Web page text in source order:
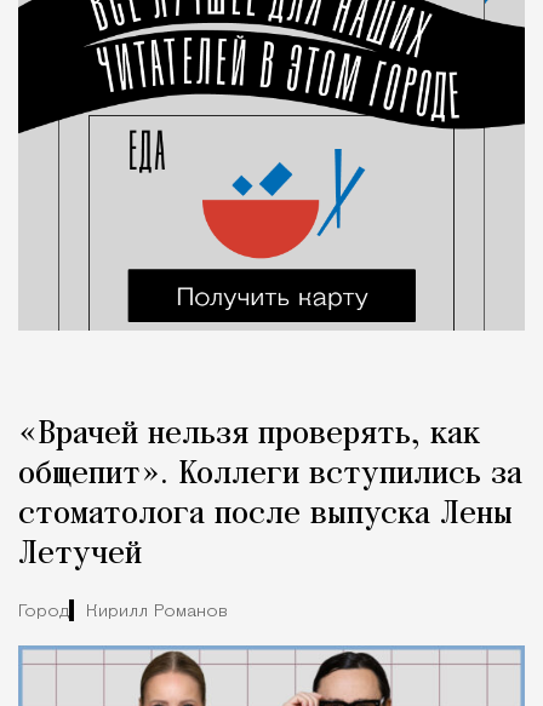
«Врачей нельзя проверять, как
общепит». Коллеги вступились за
стоматолога после выпуска Лены
Летучей
Город Кирилл Романов